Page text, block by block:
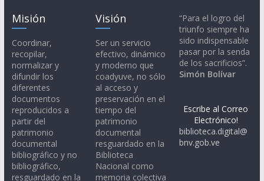
Misión
Coordinar,
recopilar,
normalizar y
difundir los
diferentes
documentos
reproducidos a
partir del
patrimonio
documental
bibliográfico y no
bibliográfico,
resguardado en la
Visión
Ser un servicio
efectivo, dinámico
y moderno que
coadyuve, no sólo
al acceso y
preservación en el
tiempo del
patrimonio
documental
resguardado en la
Biblioteca
Nacional como
memoria colectiva
“Para el logro del
triunfo siempre ha
sido indispensable
pasar por la senda
de los sacrificios”.
Simón Bolívar
Escribe al Correo
Electrónico!
biblioteca.digital@
bnv.gob.ve